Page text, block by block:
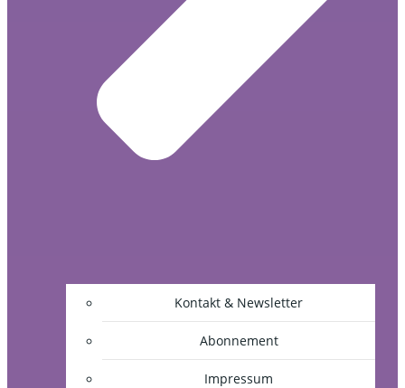
Kontakt & Newsletter
Abonnement
Impressum